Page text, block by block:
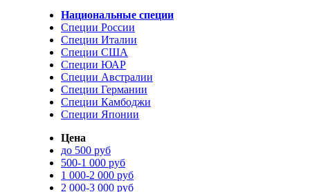
Национальные специи
Специи России
Специи Италии
Специи США
Специи ЮАР
Специи Австралии
Специи Германии
Специи Камбоджи
Специи Японии
Цена
до 500 руб
500-1 000 руб
1 000-2 000 руб
2 000-3 000 руб